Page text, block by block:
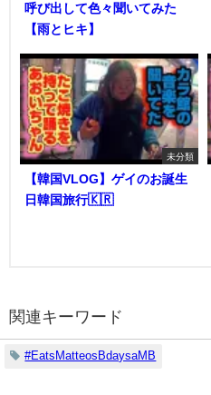
呼び出して色々聞いてみた
【雨とヒキ】
未分類
【韓国VLOG】ゲイのお誕生
日韓国旅行🇰🇷
関連キーワード
#EatsMatteosBdaysaMB